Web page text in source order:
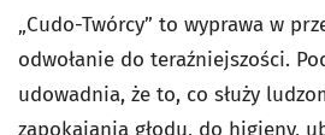
„Cudo-Twórcy” to wyprawa w
odwołanie do teraźniejszości.
udowadnia, że to, co służy
zapokajania głodu, do higieny,